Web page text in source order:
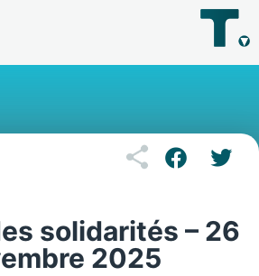
solidarités – 26
2025